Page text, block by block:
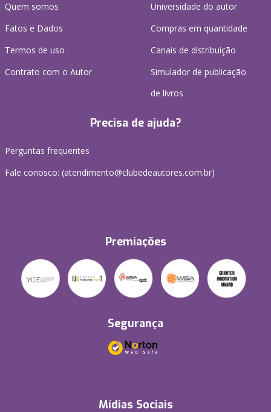
Quem somos
Fatos e Dados
Termos de uso
Contrato com o Autor
Universidade do autor
Compras em quantidade
Canais de distribuição
Simulador de publicação
de livros
Precisa de ajuda?
Perguntas frequentes
Fale conosco: (atendimento@clubedeautores.com.br)
Premiações
Segurança
Mídias Sociais